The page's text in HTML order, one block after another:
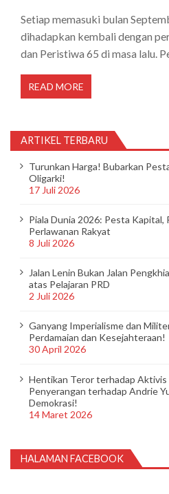
Setiap memasuki bulan
dihadapkan kembali dengan
dan Peristiwa 65 di masa lalu.
READ MORE
ARTIKEL TERBARU
Turunkan Harga! Bubarkan
Oligarki!
17 Juli 2026
Piala Dunia 2026: Pesta Kapital,
Perlawanan Rakyat
8 Juli 2026
Jalan Lenin Bukan Jalan
atas Pelajaran PRD
2 Juli 2026
Ganyang Imperialisme dan
Perdamaian dan Kesejahteraan!
30 April 2026
Hentikan Teror terhadap
Penyerangan terhadap Andrie
Demokrasi!
14 Maret 2026
HALAMAN FACEBOOK